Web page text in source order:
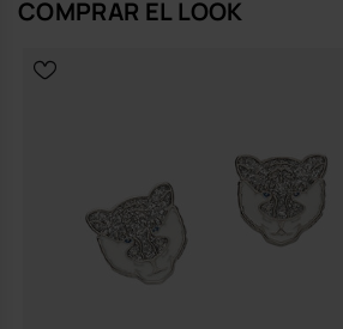
COMPRAR EL LOOK